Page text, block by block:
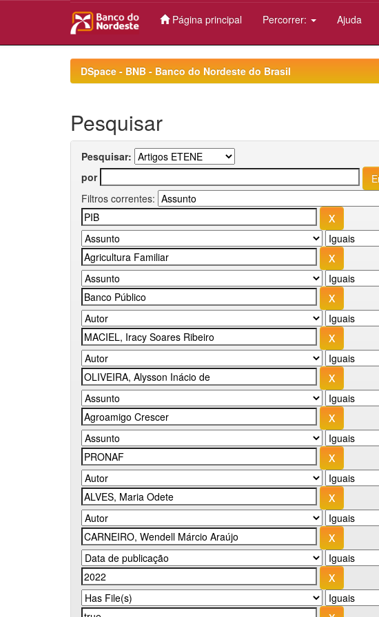
Página principal Percorrer: Ajuda
DSpace - BNB - Banco do Nordeste do Brasil
Pesquisar
Pesquisar:
por
Filtros correntes: